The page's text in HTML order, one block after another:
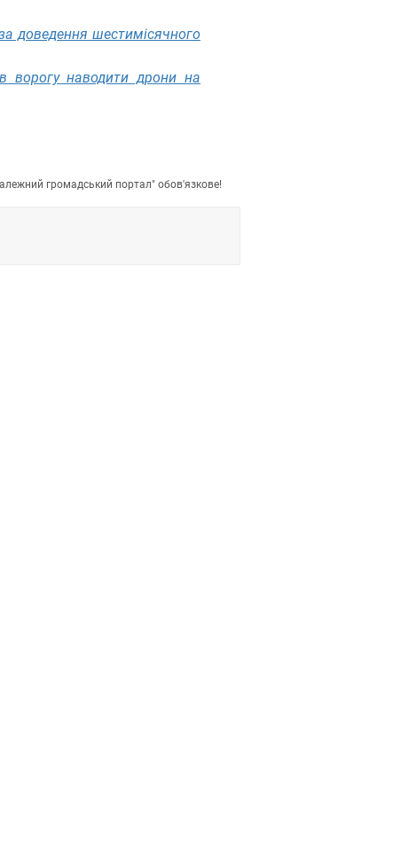
доведення шестимісячного
ворогу наводити дрони на
громадський портал" обов'язкове!